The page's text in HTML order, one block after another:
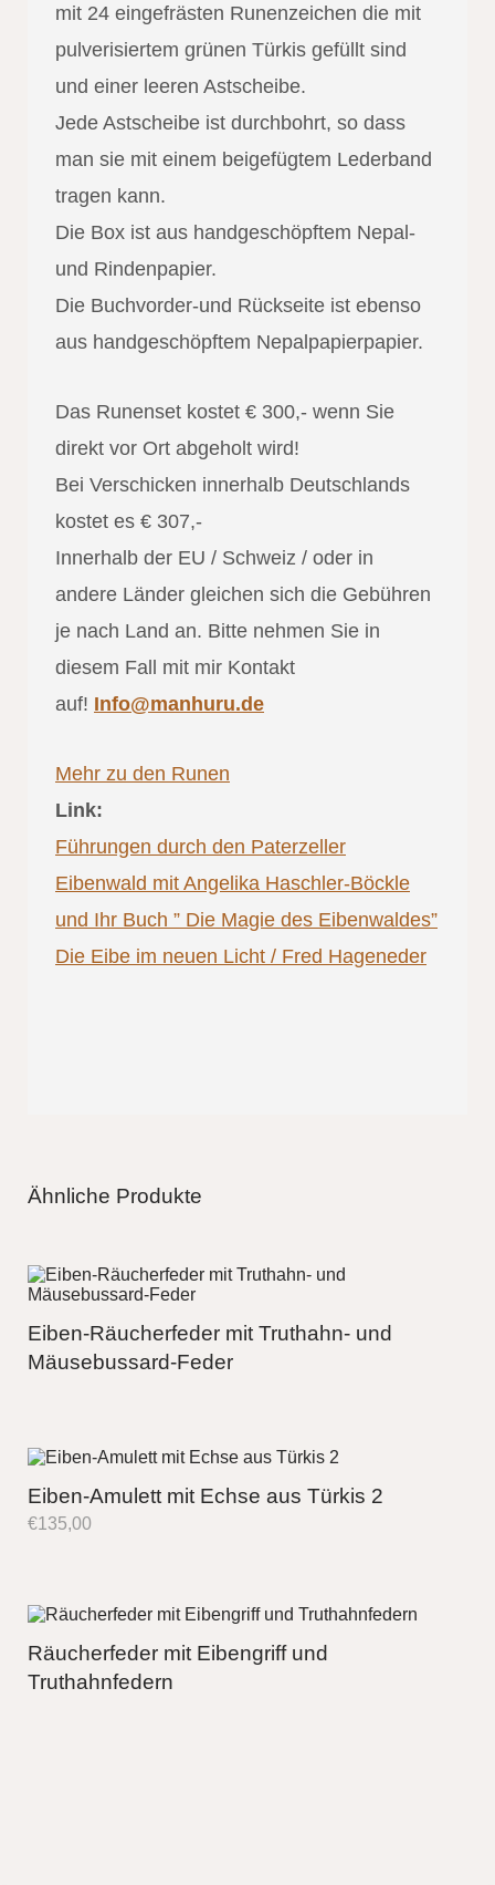
mit 24 eingefrästen Runenzeichen die mit
pulverisiertem grünen Türkis gefüllt sind
und einer leeren Astscheibe.
Jede Astscheibe ist durchbohrt, so dass
man sie mit einem beigefügtem Lederband
tragen kann.
Die Box ist aus handgeschöpftem Nepal-
und Rindenpapier.
Die Buchvorder-und Rückseite ist ebenso
aus handgeschöpftem Nepalpapierpapier.
Das Runenset kostet € 300,- wenn Sie
direkt vor Ort abgeholt wird!
Bei Verschicken innerhalb Deutschlands
kostet es € 307,-
Innerhalb der EU / Schweiz / oder in
andere Länder gleichen sich die Gebühren
je nach Land an. Bitte nehmen Sie in
diesem Fall mit mir Kontakt
auf! Info@manhuru.de
Mehr zu den Runen
Link:
Führungen durch den Paterzeller
Eibenwald mit Angelika Haschler-Böckle
und Ihr Buch ” Die Magie des Eibenwaldes”
Die Eibe im neuen Licht / Fred Hageneder
Ähnliche Produkte
Eiben-Räucherfeder mit Truthahn- und
Mäusebussard-Feder
Eiben-Amulett mit Echse aus Türkis 2
€135,00
Räucherfeder mit Eibengriff und
Truthahnfedern